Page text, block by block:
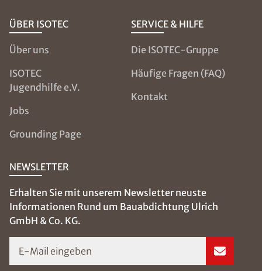
ÜBER ISOTEC
Über uns
ISOTEC
Jugendhilfe e.V.
Jobs
Grounding Page
SERVICE & HILFE
Die ISOTEC-Gruppe
Häufige Fragen (FAQ)
Kontakt
NEWSLETTER
Erhalten Sie mit unserem Newsletter neuste
Informationen Rund um Bauabdichtung Ulrich
GmbH & Co. KG.
E-Mail eingeben